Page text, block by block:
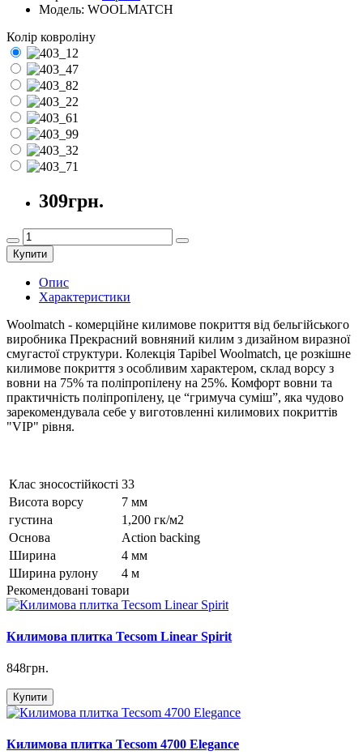
Модель: WOOLMATCH
Колір ковроліну
309грн.
Купити
Опис
Характеристики
Woolmatch - комерційне килимове покриття від бельгійського
виробника Прекрасний вовняний килим з дизайном виразної
смугастої структури. Колекція Tapibel Woolmatch, це розкішне
килимове покриття з особливим характером, склад ворсу з
вовни на 75% та поліпропілену на 25%. Комфорт вовни та
практичність поліпропілену, це “гримуча суміш”, яка чудово
зарекомендувала себе у виготовленні килимових покриттів
"VIP" рівня.
Клас зносостійкості 33
Висота ворсу
7 мм
густина
1,200 гк/м2
Основа
Action backing
Ширина
4 мм
Ширина рулону
4 м
Рекомендовані товари
Килимова плитка Tecsom Linear Spirit
848грн.
Купити
Килимова плитка Tecsom 4700 Elegance